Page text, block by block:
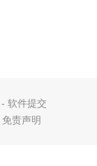
- 软件提交
免责声明